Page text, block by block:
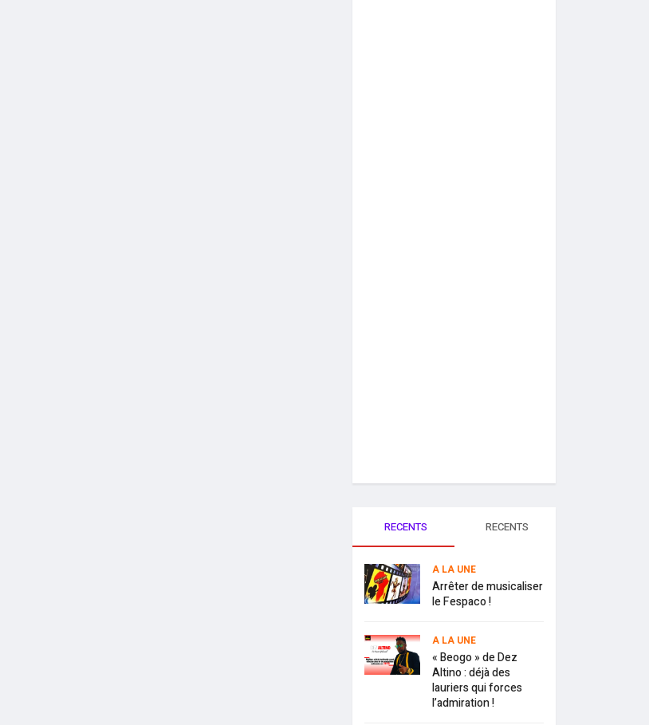
RECENTS RECENTS
A LA UNE
Arrêter de musicaliser
le Fespaco !
A LA UNE
« Beogo » de Dez
Altino : déjà des
lauriers qui forces
l’admiration !